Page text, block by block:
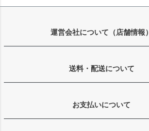
運営会社について（店舗情報）
送料・配送について
お支払いについて